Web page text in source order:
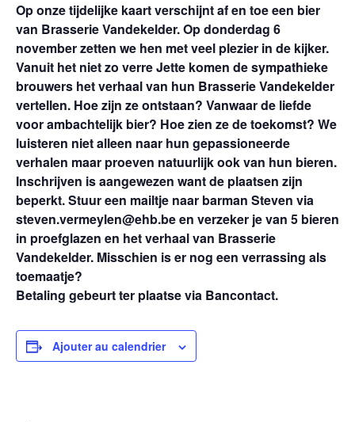
Op onze tijdelijke kaart verschijnt af en toe een bier
van Brasserie Vandekelder. Op donderdag 6
november zetten we hen met veel plezier in de kijker.
Vanuit het niet zo verre Jette komen de sympathieke
brouwers het verhaal van hun Brasserie Vandekelder
vertellen. Hoe zijn ze ontstaan? Vanwaar de liefde
voor ambachtelijk bier? Hoe zien ze de toekomst? We
luisteren niet alleen naar hun gepassioneerde
verhalen maar proeven natuurlijk ook van hun bieren.
Inschrijven is aangewezen want de plaatsen zijn
beperkt. Stuur een mailtje naar barman Steven via
steven.vermeylen@ehb.been verzeker je van 5 bieren
in proefglazen en het verhaal van Brasserie
Vandekelder. Misschien is er nog een verrassing als
toemaatje?
Betaling gebeurt ter plaatse via Bancontact.
Ajouter au calendrier